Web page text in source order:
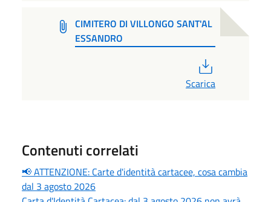
CIMITERO DI VILLONGO SANT'AL
ESSANDRO
Scarica
Contenuti correlati
📢 ATTENZIONE: Carte d'identità cartacee, cosa cambia
dal 3 agosto 2026